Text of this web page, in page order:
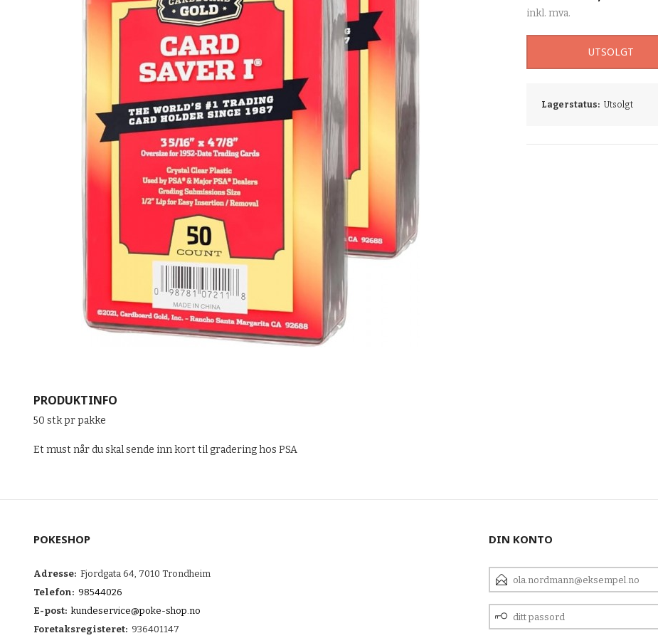
inkl. mva.
UTSOLGT
Lagerstatus: Utsolgt
PRODUKTINFO
50 stk pr pakke
Et must når du skal sende inn kort til gradering hos PSA
POKESHOP
Adresse: Fjordgata 64, 7010 Trondheim
Telefon: 98544026
E-post: kundeservice@poke-shop.no
Foretaksregisteret: 936401147
DIN KONTO
E-
POSTADRESSE
DITT
PASSORD